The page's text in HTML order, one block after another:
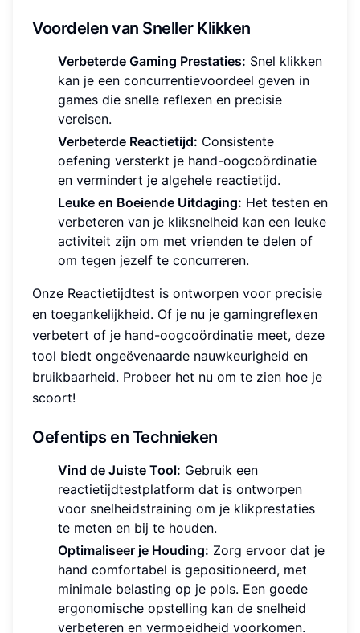
Voordelen van Sneller Klikken
Verbeterde Gaming Prestaties: Snel klikken
kan je een concurrentievoordeel geven in
games die snelle reflexen en precisie
vereisen.
Verbeterde Reactietijd: Consistente
oefening versterkt je hand-oogcoördinatie
en vermindert je algehele reactietijd.
Leuke en Boeiende Uitdaging: Het testen en
verbeteren van je kliksnelheid kan een leuke
activiteit zijn om met vrienden te delen of
om tegen jezelf te concurreren.
Onze Reactietijdtest is ontworpen voor precisie
en toegankelijkheid. Of je nu je gamingreflexen
verbetert of je hand-oogcoördinatie meet, deze
tool biedt ongeëvenaarde nauwkeurigheid en
bruikbaarheid. Probeer het nu om te zien hoe je
scoort!
Oefentips en Technieken
Vind de Juiste Tool: Gebruik een
reactietijdtestplatform dat is ontworpen
voor snelheidstraining om je klikprestaties
te meten en bij te houden.
Optimaliseer je Houding: Zorg ervoor dat je
hand comfortabel is gepositioneerd, met
minimale belasting op je pols. Een goede
ergonomische opstelling kan de snelheid
verbeteren en vermoeidheid voorkomen.